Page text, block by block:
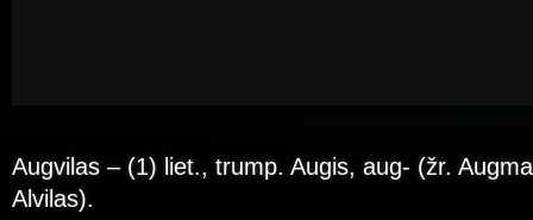
Augvilas – (1) liet., trump. Augis, aug- (žr.
Alvilas).